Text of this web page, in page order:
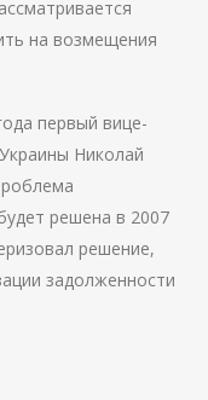
на возмещения
первый вице-
Николай
решена в 2007
решение,
задолженности